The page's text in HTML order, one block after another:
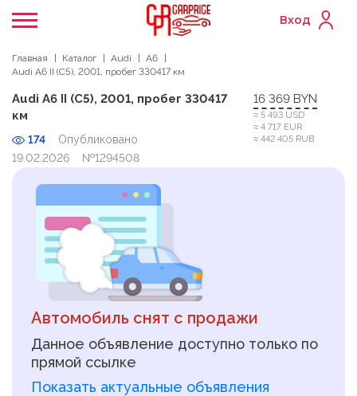
Вход
Главная Каталог Audi
A6
Audi A6 II (C5), 2001, пробег 330417 км
Audi A6 II (C5), 2001, пробег 330417
км
174
Опубликовано
19.02.2026
№1294508
16 369 BYN
≈ 5 493 USD
≈ 4 717 EUR
≈ 442 405 RUB
Автомобиль снят с продажи
Данное объявление доступно только по
прямой ссылке
Показать актуальные объявления